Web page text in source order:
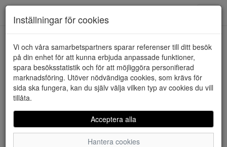
Varumärke: Aco
Rensa
3 artiklar hittade
Sortera efter:
Inställningar för cookies
Vi och våra samarbetspartners sparar referenser till ditt besök
på din enhet för att kunna erbjuda anpassade funktioner,
spara besöksstatistik och för att möjliggöra personifierad
marknadsföring. Utöver nödvändiga cookies, som krävs för
sida ska fungera, kan du själv välja vilken typ av cookies du vill
tillåta.
Acceptera alla
Hantera cookies